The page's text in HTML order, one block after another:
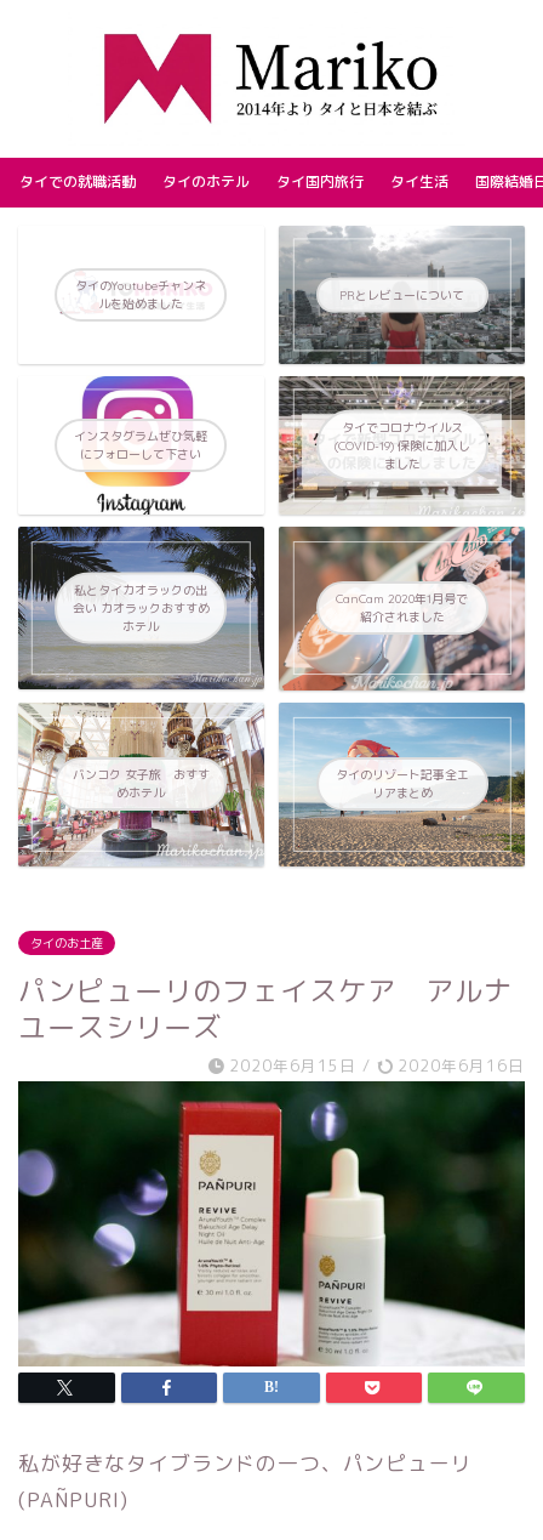
タイでの就職活動 タイのホテル タイ国内旅行 タイ生活 国際結婚
タイのYoutubeチャンネ
ルを始めました
PRとレビューについて
インスタグラムぜひ気軽
にフォローして下さい
タイでコロナウイルス
(COVID-19) 保険に加入し
ました
私とタイカオラックの出
会い カオラックおすすめ
ホテル
CanCam 2020年1月号で
紹介されました
バンコク 女子旅 おすす
めホテル
タイのリゾート記事全エ
リアまとめ
タイのお土産
パンピューリのフェイスケア アルナ
ユースシリーズ
2020年6月15日 / 2020年6月16日
私が好きなタイブランドの一つ、パンピューリ
(PAÑPURI)